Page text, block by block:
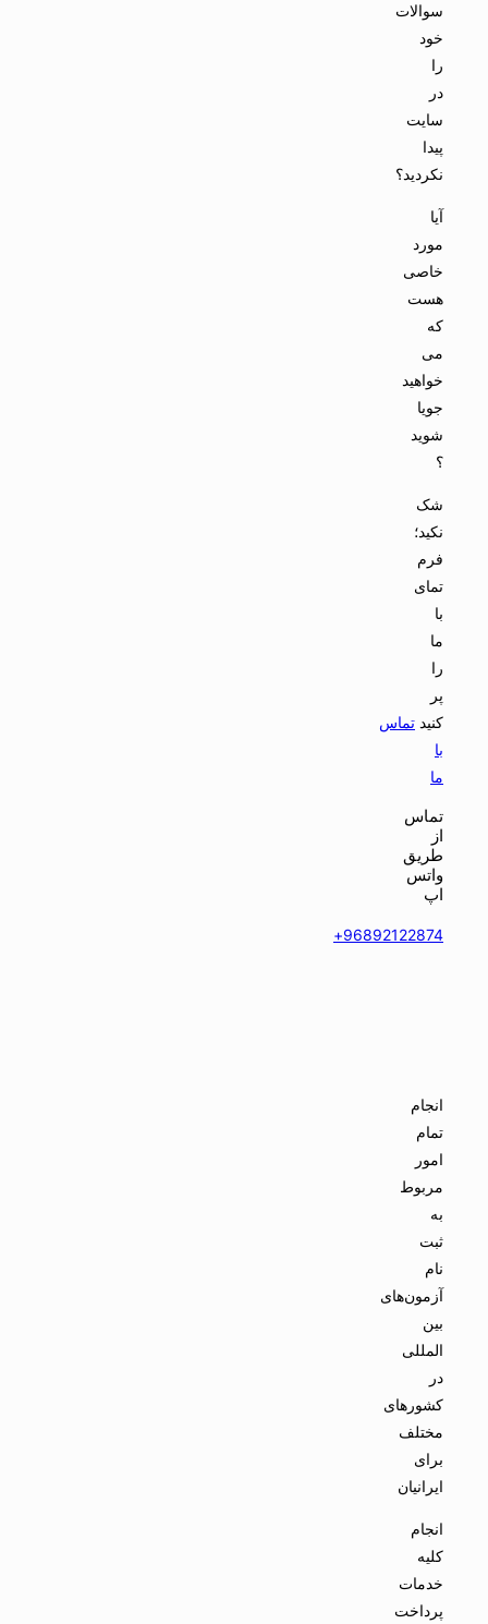
سوالات
خود
را
در
سایت
پیدا
نکردید؟
آیا
مورد
خاصی
هست
که
می
خواهید
جویا
شوید
؟
شک
نکید؛
فرم
تمای
با
ما
را
پر
کنید تماس
با
ما
تماس
از
طریق
واتس
اپ
96892122874+
انجام
تمام
امور
مربوط
به
ثبت
نام
آزمون‌های
بین
المللی
در
کشورهای
مختلف
برای
ایرانیان
انجام
کلیه
خدمات
پرداخت